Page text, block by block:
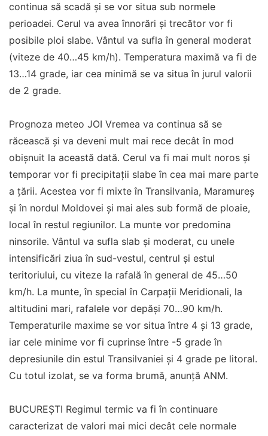
continua să scadă și se vor situa sub normele
perioadei. Cerul va avea înnorări și trecător vor fi
posibile ploi slabe. Vântul va sufla în general moderat
(viteze de 40…45 km/h). Temperatura maximă va fi de
13…14 grade, iar cea minimă se va situa în jurul valorii
de 2 grade.
Prognoza meteo JOI Vremea va continua să se
răcească și va deveni mult mai rece decât în mod
obișnuit la această dată. Cerul va fi mai mult noros și
temporar vor fi precipitații slabe în cea mai mare parte
a țării. Acestea vor fi mixte în Transilvania, Maramureș
și în nordul Moldovei și mai ales sub formă de ploaie,
local în restul regiunilor. La munte vor predomina
ninsorile. Vântul va sufla slab și moderat, cu unele
intensificări ziua în sud-vestul, centrul și estul
teritoriului, cu viteze la rafală în general de 45…50
km/h. La munte, în special în Carpații Meridionali, la
altitudini mari, rafalele vor depăși 70…90 km/h.
Temperaturile maxime se vor situa între 4 și 13 grade,
iar cele minime vor fi cuprinse între -5 grade în
depresiunile din estul Transilvaniei și 4 grade pe litoral.
Cu totul izolat, se va forma brumă, anunţă ANM.
BUCUREȘTI Regimul termic va fi în continuare
caracterizat de valori mai mici decât cele normale